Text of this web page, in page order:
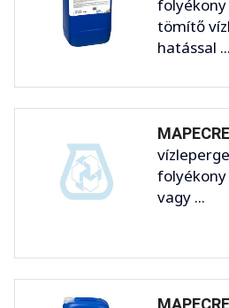
tömítő
hatással ...
vagy ...